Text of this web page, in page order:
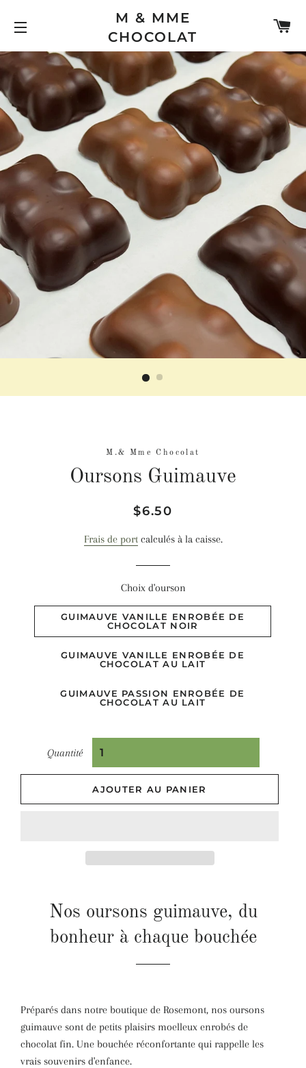
M & MME
CHOCOLAT
M.& Mme Chocolat
Oursons Guimauve
Prix
Prix
$6.50
Frais de portcalculés à la caisse.
Choix d'ourson
GUIMAUVE VANILLE ENROBÉE DE
CHOCOLAT NOIR
GUIMAUVE VANILLE ENROBÉE DE
CHOCOLAT AU LAIT
GUIMAUVE PASSION ENROBÉE DE
CHOCOLAT AU LAIT
Quantité
AJOUTER AU PANIER
Nos oursons guimauve, du
bonheur à chaque bouchée
Préparés dans notre boutique de Rosemont, nos oursons
guimauve sont de petits plaisirs moelleux enrobés de
chocolat fin. Une bouchée réconfortante qui rappelle les
vrais souvenirs d'enfance.